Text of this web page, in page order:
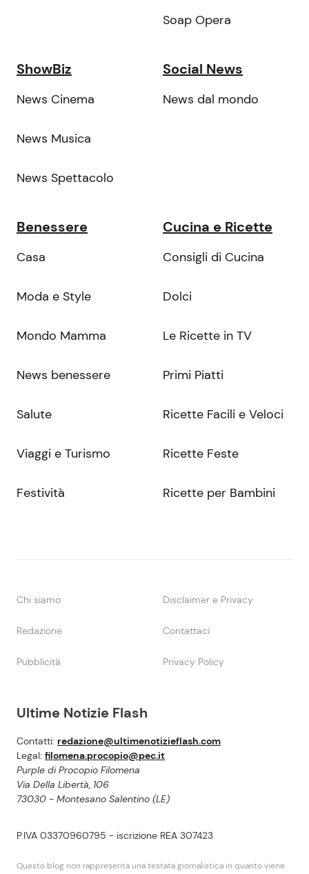
Ultime Notizie Flash
Contatti: redazione@ultimenotizieflash.com
Legal: filomena.procopio@pec.it
Purple di Procopio Filomena
Via Della Libertà, 106
73030 - Montesano Salentino (LE)
P.IVA 03370960795 - iscrizione REA 307423
Questo blog non rappresenta una testata giornalistica in quanto viene
Soap Opera
ShowBiz
News Cinema
News Musica
News Spettacolo
Social News
News dal mondo
Benessere
Casa
Moda e Style
Mondo Mamma
News benessere
Salute
Viaggi e Turismo
Festività
Cucina e Ricette
Consigli di Cucina
Dolci
Le Ricette in TV
Primi Piatti
Ricette Facili e Veloci
Ricette Feste
Ricette per Bambini
Chi siamo Disclaimer e Privacy
Redazione Contattaci
Pubblicità Privacy Policy